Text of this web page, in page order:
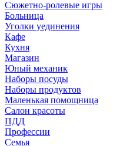
Сюжетно-ролевые игры
Больница
Уголки уединения
Кафе
Кухня
Магазин
Юный механик
Наборы посуды
Наборы продуктов
Маленькая помощница
Салон красоты
ПДД
Профессии
Семья